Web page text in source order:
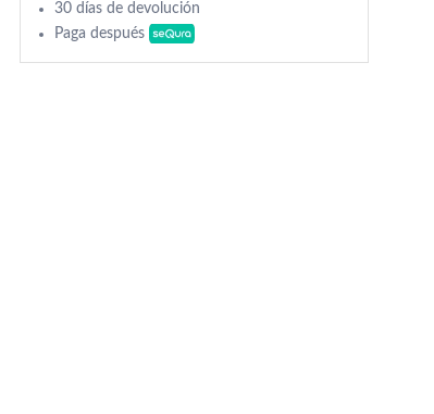
30 días de devolución
Paga después